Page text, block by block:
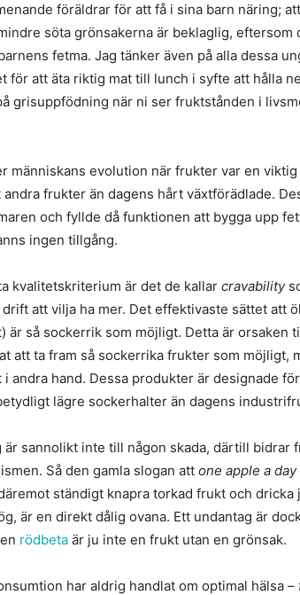
föräldrar för att få i sina barn näring;
söta grönsakerna är beklaglig, eftersom
fetma. Jag tänker även på alla dessa
för att äta riktig mat till lunch i syfte att hålla
grisuppfödning när ni ser fruktstånden i
människans evolution när frukter var en
frukter än dagens hårt växtförädlade.
och fyllde då funktionen att bygga upp
ingen tillgång.
kvalitetskriterium är det de kallar cravability
att vilja ha mer. Det effektivaste sättet att
är så sockerrik som möjligt. Detta är orsaken
att ta fram så sockerrika frukter som möjligt,
andra hand. Dessa produkter är designade
lägre sockerhalter än dagens
är sannolikt inte till någon skada, därtill bidrar
Så den gamla slogan att one apple a
ständigt knapra torkad frukt och dricka
är en direkt dålig ovana. Ett undantag är
rödbeta är ju inte en frukt utan en grönsak.
har aldrig handlat om optimal hälsa –